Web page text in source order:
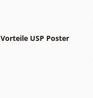
Vorteile USP Poster